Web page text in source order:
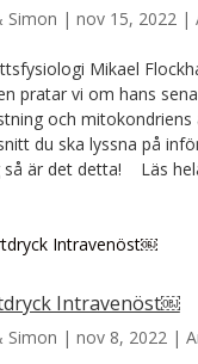
Simon | nov 15, 2022|
Mikael
pratar vi om hans
och mitokondriens
du ska lyssna på
så är det detta! Läs
Intravenöst￼
Simon | nov 8, 2022|